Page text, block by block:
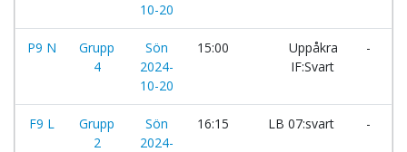
10-20
P9 N
Grupp
4
Sön
2024-
10-20
15:00
Uppåkra
IF:Svart
-
F9 L
Grupp
2
Sön
2024-
16:15 LB 07:svart -